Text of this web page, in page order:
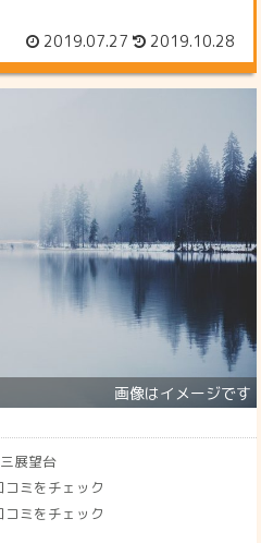
2019.07.27 2019.10.28
展望台
ミをチェック
ミをチェック